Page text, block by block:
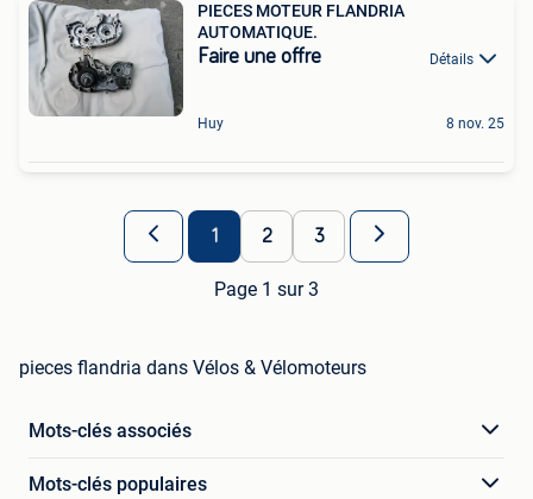
PIECES MOTEUR FLANDRIA
AUTOMATIQUE.
Faire une offre Détails
Huy 8 nov. 25
1 2 3
Page 1 sur 3
pieces flandria dans Vélos & Vélomoteurs
Mots-clés associés
Mots-clés populaires